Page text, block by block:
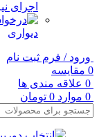
اجرای
دیواری
ورود / فرم ثبت نام
0 مقایسه
0 علاقه مندی ها
0 موارد 0 تومان